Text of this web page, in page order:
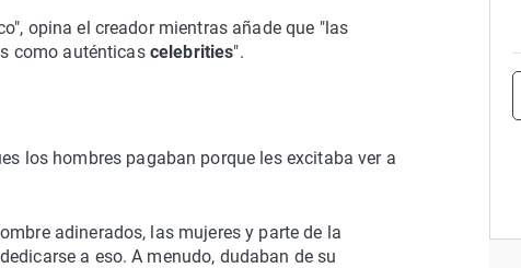
opina el creador mientras añade que "las
como auténticas celebrities".
los hombres pagaban porque les excitaba ver a
adinerados, las mujeres y parte de la
a eso. A menudo, dudaban de su